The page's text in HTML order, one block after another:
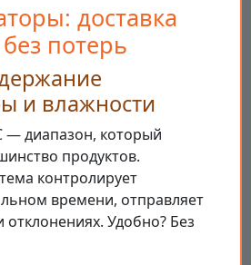
доставка
потерь
и влажности
— диапазон, который
продуктов.
контролирует
времени, отправляет
Удобно? Без